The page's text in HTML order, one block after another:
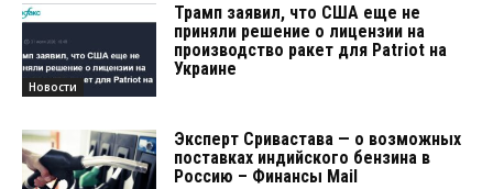
Новости
Трамп заявил, что США еще не
приняли решение о лицензии на
производство ракет для Patriot на
Украине
Эксперт Сривастава — о возможных
поставках индийского бензина в
Россию – Финансы Mail